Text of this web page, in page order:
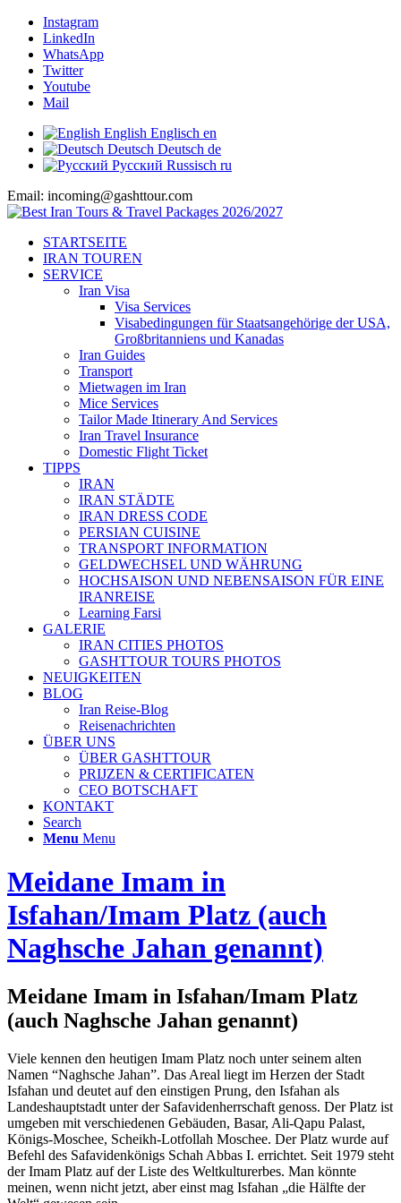
Instagram
LinkedIn
WhatsApp
Twitter
Youtube
Mail
English Englisch en
Deutsch Deutsch de
Русский Russisch ru
Email: incoming@gashttour.com
STARTSEITE
IRAN TOUREN
SERVICE
Iran Visa
Visa Services
Visabedingungen für Staatsangehörige der USA,
Großbritanniens und Kanadas
Iran Guides
Transport
Mietwagen im Iran
Mice Services
Tailor Made Itinerary And Services
Iran Travel Insurance
Domestic Flight Ticket
TIPPS
IRAN
IRAN STÄDTE
IRAN DRESS CODE
PERSIAN CUISINE
TRANSPORT INFORMATION
GELDWECHSEL UND WÄHRUNG
HOCHSAISON UND NEBENSAISON FÜR EINE
IRANREISE
Learning Farsi
GALERIE
IRAN CITIES PHOTOS
GASHTTOUR TOURS PHOTOS
NEUIGKEITEN
BLOG
Iran Reise-Blog
Reisenachrichten
ÜBER UNS
ÜBER GASHTTOUR
PRIJZEN & CERTIFICATEN
CEO BOTSCHAFT
KONTAKT
Search
Menu Menu
Meidane Imam in
Isfahan/Imam Platz (auch
Naghsche Jahan genannt)
Meidane Imam in Isfahan/Imam Platz
(auch Naghsche Jahan genannt)
Viele kennen den heutigen Imam Platz noch unter seinem alten
Namen “Naghsche Jahan”. Das Areal liegt im Herzen der Stadt
Isfahan und deutet auf den einstigen Prung, den Isfahan als
Landeshauptstadt unter der Safavidenherrschaft genoss. Der Platz ist
umgeben mit verschiedenen Gebäuden, Basar, Ali-Qapu Palast,
Königs-Moschee, Scheikh-Lotfollah Moschee. Der Platz wurde auf
Befehl des Safavidenkönigs Schah Abbas I. errichtet. Seit 1979 steht
der Imam Platz auf der Liste des Weltkulturerbes. Man könnte
meinen, wenn nicht jetzt, aber einst mag Isfahan „die Hälfte der